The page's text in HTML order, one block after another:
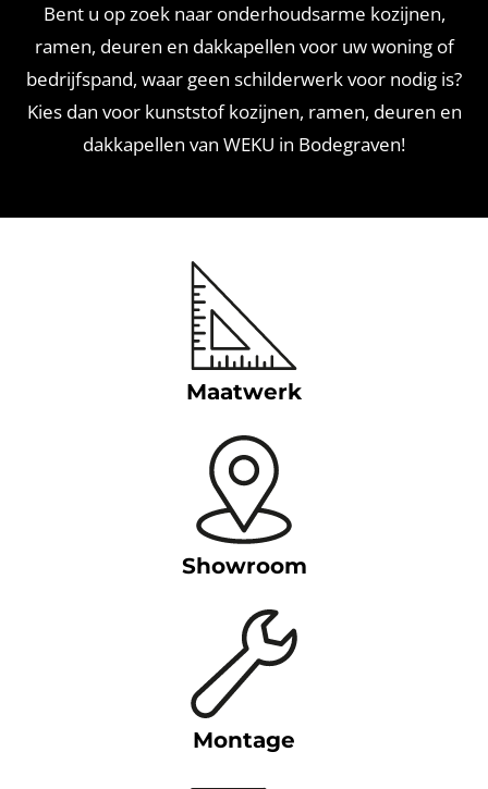
Bent u op zoek naar onderhoudsarme kozijnen,
ramen, deuren en dakkapellen voor uw woning of
bedrijfspand, waar geen schilderwerk voor nodig is?
Kies dan voor kunststof kozijnen, ramen, deuren en
dakkapellen van WEKU in Bodegraven!
Maatwerk
Showroom
Montage